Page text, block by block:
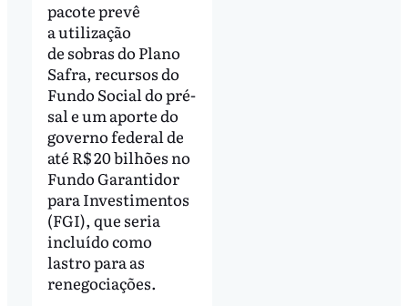
pacote prevê
a utilização
de sobras do Plano
Safra, recursos do
Fundo Social do pré-
sal e um aporte do
governo federal de
até R$ 20 bilhões no
Fundo Garantidor
para Investimentos
(FGI), que seria
incluído como
lastro para as
renegociações.